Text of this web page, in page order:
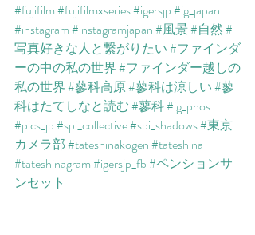
#fujifilm#fujifilmxseries#igersjp#ig_japan
#instagram#instagramjapan#風景#自然#
写真好きな人と繋がりたい#ファインダ
ーの中の私の世界#ファインダー越しの
私の世界#蓼科高原#蓼科は涼しい#蓼
科はたてしなと読む#蓼科#ig_phos
#pics_jp#spi_collective#spi_shadows#東京
カメラ部#tateshinakogen#tateshina
#tateshinagram#igersjp_fb#ペンションサ
ンセット